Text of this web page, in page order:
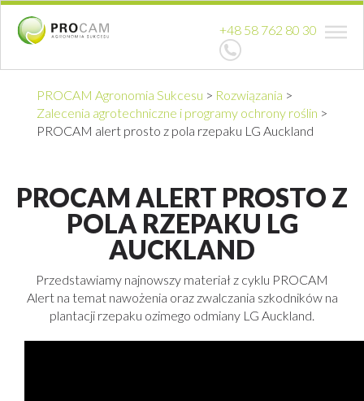
+48 58 762 80 30
PROCAM Agronomia Sukcesu > Rozwiązania >
Zalecenia agrotechniczne i programy ochrony roślin >
PROCAM alert prosto z pola rzepaku LG Auckland
PROCAM ALERT PROSTO Z
POLA RZEPAKU LG
AUCKLAND
Przedstawiamy najnowszy materiał z cyklu PROCAM
Alert na temat nawożenia oraz zwalczania szkodników na
plantacji rzepaku ozimego odmiany LG Auckland.